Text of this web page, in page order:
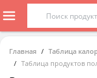
Главная
Таблица
Таблица продуктов